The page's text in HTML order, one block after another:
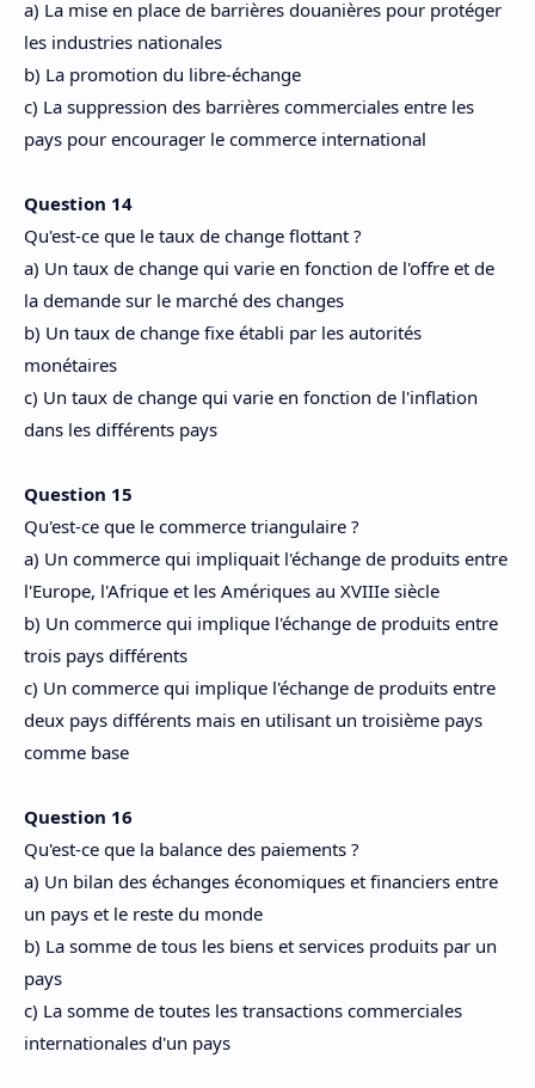
a) La mise en place de barrières douanières pour protéger
les industries nationales
b) La promotion du libre-échange
c) La suppression des barrières commerciales entre les
pays pour encourager le commerce international
Question 14
Qu'est-ce que le taux de change flottant ?
a) Un taux de change qui varie en fonction de l'offre et de
la demande sur le marché des changes
b) Un taux de change fixe établi par les autorités
monétaires
c) Un taux de change qui varie en fonction de l'inflation
dans les différents pays
Question 15
Qu'est-ce que le commerce triangulaire ?
a) Un commerce qui impliquait l'échange de produits entre
l'Europe, l'Afrique et les Amériques au XVIIIe siècle
b) Un commerce qui implique l'échange de produits entre
trois pays différents
c) Un commerce qui implique l'échange de produits entre
deux pays différents mais en utilisant un troisième pays
comme base
Question 16
Qu'est-ce que la balance des paiements ?
a) Un bilan des échanges économiques et financiers entre
un pays et le reste du monde
b) La somme de tous les biens et services produits par un
pays
c) La somme de toutes les transactions commerciales
internationales d'un pays